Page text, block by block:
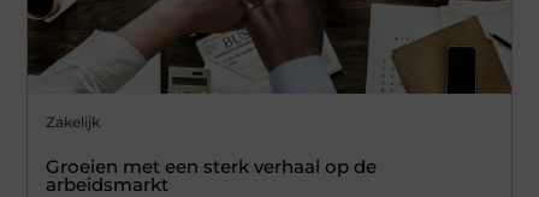
Zakelijk
Groeien met een sterk verhaal op de
arbeidsmarkt